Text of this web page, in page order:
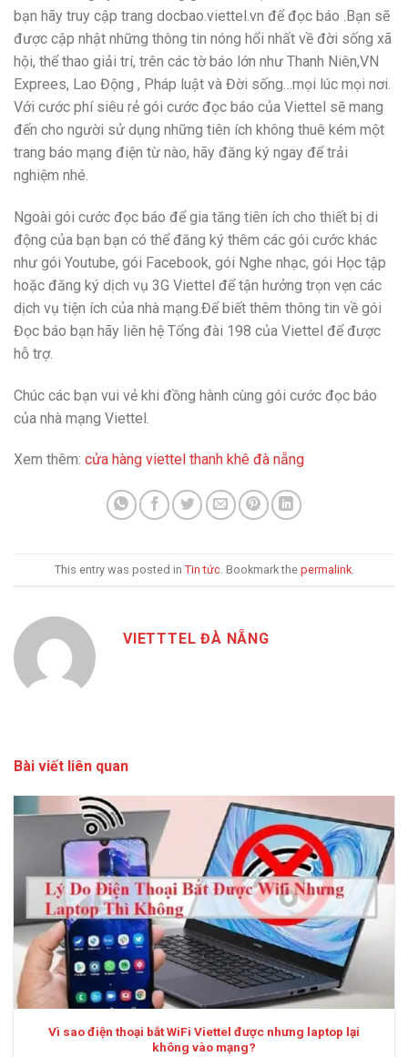
bạn hãy truy cập trang docbao.viettel.vn để đọc báo .Bạn sẽ
được cập nhật những thông tin nóng hổi nhất về đời sống xã
hội, thể thao giải trí, trên các tờ báo lớn như Thanh Niên,VN
Exprees, Lao Động , Pháp luật và Đời sống…mọi lúc mọi nơi.
Với cước phí siêu rẻ gói cước đọc báo của Viettel sẽ mang
đến cho người sử dụng những tiên ích không thuê kém một
trang báo mạng điện từ nào, hãy đăng ký ngay để trải
nghiệm nhé.
Ngoài gói cước đọc báo để gia tăng tiên ích cho thiết bị di
động của bạn bạn có thể đăng ký thêm các gói cước khác
như gói Youtube, gói Facebook, gói Nghe nhạc, gói Học tập
hoặc đăng ký dịch vụ 3G Viettel để tận hưởng trọn vẹn các
dịch vụ tiện ích của nhà mạng.Để biết thêm thông tin về gói
Đọc báo bạn hãy liên hệ Tổng đài 198 của Viettel để được
hỗ trợ.
Chúc các bạn vui vẻ khi đồng hành cùng gói cước đọc báo
của nhà mạng Viettel.
Xem thêm: cửa hàng viettel thanh khê đà nẵng
This entry was posted in Tin tức. Bookmark the permalink.
VIETTTEL ĐÀ NẴNG
Bài viết liên quan
Vì sao điện thoại bắt WiFi Viettel được nhưng laptop lại
không vào mạng?